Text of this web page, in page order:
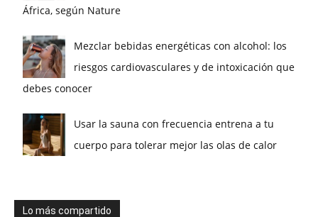
África, según Nature
Mezclar bebidas energéticas con alcohol: los
riesgos cardiovasculares y de intoxicación que
debes conocer
Usar la sauna con frecuencia entrena a tu
cuerpo para tolerar mejor las olas de calor
Lo más compartido